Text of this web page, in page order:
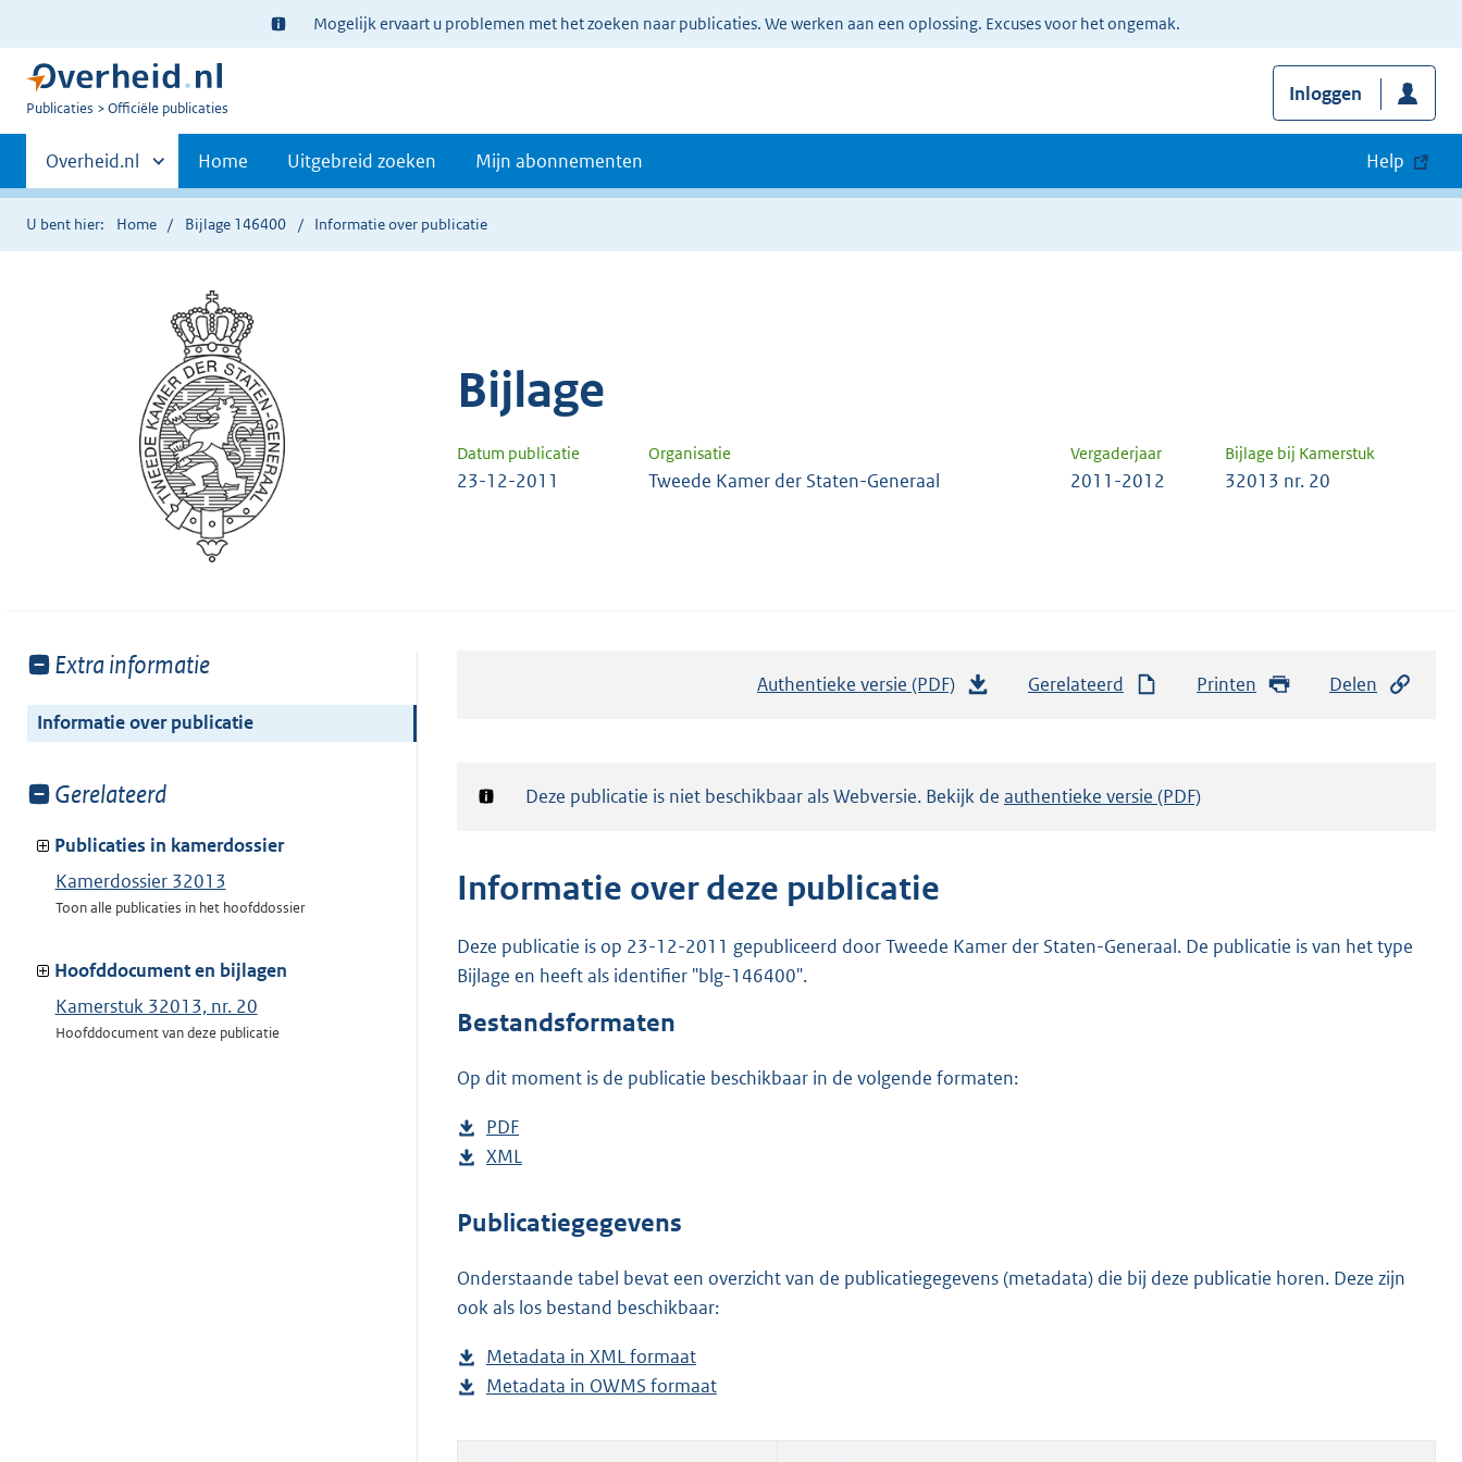
Ter
informatie:
Mogelijk ervaart u problemen met het zoeken naar publicaties. We werken aan een oplossing. Excuses voor het ongemak.
U
Publicaties Officiële publicaties
Inloggen
Primaire
navigatie
Andere
sites
binnen
Overheid.nl Home Uitgebreid zoeken Mijn abonnementen Help
U bent hier: Home Bijlage 146400 Informatie over publicatie
Bijlage
Datum publicatie Organisatie Vergaderjaar Bijlage bij Kamerstuk
23-12-2011 Tweede Kamer der Staten-Generaal 2011-2012 32013 nr. 20
Toon
van:
Extra informatie
Informatie over publicatie
Toon
van:
Gerelateerd
Publicaties in kamerdossier
Kamerdossier 32013
Toon alle publicaties in het hoofddossier
Hoofddocument en bijlagen
Kamerstuk 32013, nr. 20
Hoofddocument van deze publicatie
Authentieke versie (PDF)
a
r
b
Gerelateerd Printen Delen
Notificatie:
Deze publicatie is niet beschikbaar als Webversie. Bekijk de authentieke versie (PDF)
Informatie over deze publicatie
Deze publicatie is op 23-12-2011 gepubliceerd door Tweede Kamer der Staten-Generaal. De publicatie is van het type
Bijlage en heeft als identifier "blg-146400".
Bestandsformaten
Op dit moment is de publicatie beschikbaar in de volgende formaten:
D
o
n
o
a
p
u
PDF
e
t
n
d
g
r
D
w
l
o
d
p
XML
s
a
n
s
g
Publicatiegegevens
Onderstaande tabel bevat een overzicht van de publicatiegegevens (metadata) die bij deze publicatie horen. Deze zijn
ook als los bestand beschikbaar:
Metadata in XML formaat
e
t
Metadata in OWMS formaat
s